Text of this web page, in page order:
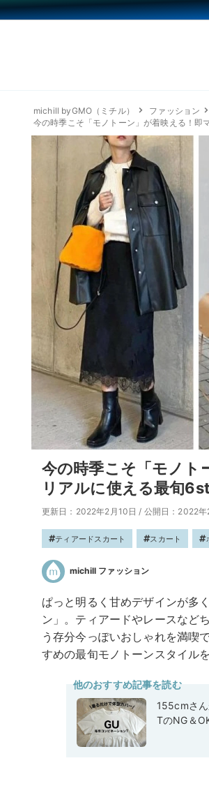
michill byGMO（ミチル）
ファッション
今の時季こそ「モノトーン」が着映える！
今の時季こそ「モノ
リアルに使える最旬
更新日：2022年2月10日 / 公開日：2022年
ティアードスカート スカート
michill ファッション
ぱっと明るく甘めデザインが多
ン」。ティアードやレースなど
う存分今っぽいおしゃれを満喫
すめの最旬モノトーンスタイル
他のおすすめ記事を読む
155cmさ
TのNG＆